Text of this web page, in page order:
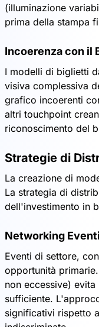
(illuminazione
prima della stampa
Incoerenza con il
I modelli di biglietti
visiva complessiva
grafico incoerenti
altri touchpoint
riconoscimento del
Strategie di
La creazione di
La strategia di
dell'investimento in
Networking Eventi
Eventi di settore,
opportunità
non eccessive)
sufficiente.
significativi rispetto